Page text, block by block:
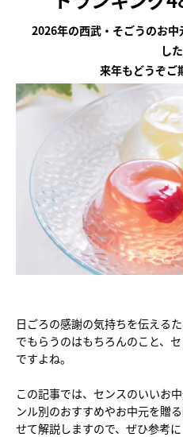
2026年の西武・そごうのお
した
来年もどうぞご
日ごろの感謝の気持ちを伝える
でもらうのはもちろんのこと、
ですよね。
この記事では、センスのいいお
ンル別のおすすめやお中元を贈
せて解説しますので、ぜひ参考に